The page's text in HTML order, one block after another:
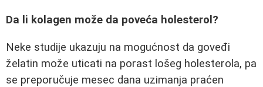
Da li kolagen može da poveća holesterol?
Neke studije ukazuju na mogućnost da goveđi
želatin može uticati na porast lošeg holesterola, pa
se preporučuje mesec dana uzimanja praćen